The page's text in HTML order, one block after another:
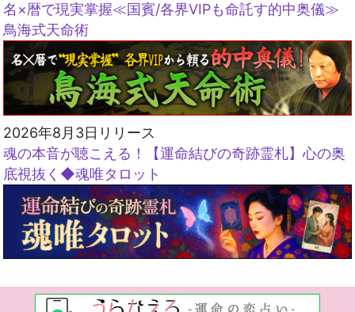
名×暦で現実掌握≪国賓/各界VIPも命託す的中奥儀≫
鳥海式天命術
2026年8月3日リリース
魂の本音が聴こえる！【運命結びの奇跡霊札】心の奥
底視抜く◆魂唯タロット